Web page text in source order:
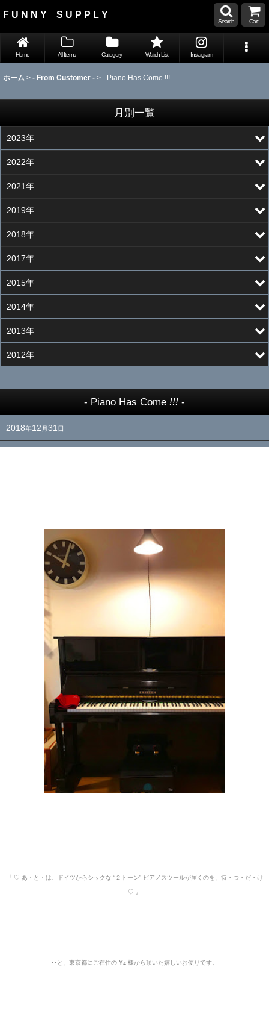
F U N N Y S U P P L Y
Search Cart
Home All Items Category Watch List Instagram
ホーム > - From Customer - > - Piano Has Come !!! -
- Piano Has Come !!! -
2018年12 月31 日
『 ♡ あ・と・は、ドイツからシックな “２トーン” ピアノスツールが届くのを、待・つ・だ・け
♡ 』
‥と、東京都にご在住の Yz 様から頂いた嬉しいお便りです。
月別一覧
2023年
2022年
2021年
2019年
2018年
2017年
2015年
2014年
2013年
2012年